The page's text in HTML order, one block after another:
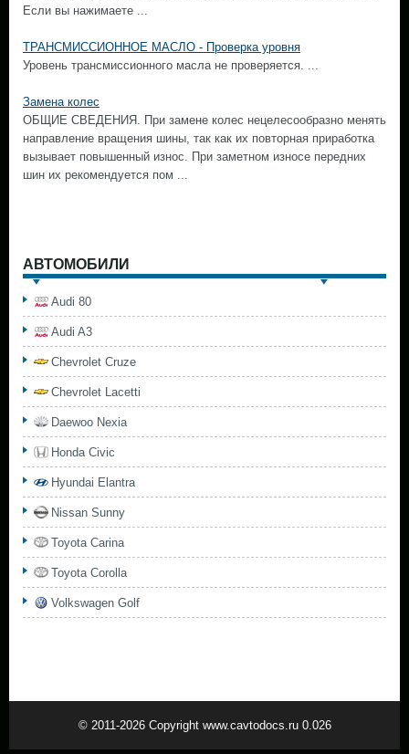
Если вы нажимаете ...
ТРАНСМИССИОННОЕ МАСЛО - Проверка уровня
Уровень трансмиссионного масла не проверяется. ...
Замена колес
ОБЩИЕ СВЕДЕНИЯ. При замене колес нецелесообразно менять
направление вращения шины, так как их повторная приработка
вызывает повышенный износ. При заметном износе передних
шин их рекомендуется пом ...
АВТОМОБИЛИ
Audi 80
Audi A3
Chevrolet Cruze
Chevrolet Lacetti
Daewoo Nexia
Honda Civic
Hyundai Elantra
Nissan Sunny
Toyota Carina
Toyota Corolla
Volkswagen Golf
© 2011-2026 Copyright www.cavtodocs.ru 0.026